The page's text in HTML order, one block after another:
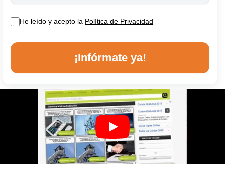
He leído y acepto la Política de Privacidad
¡Infórmate ya!